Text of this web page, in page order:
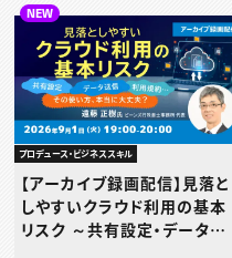
NEW
プロデュース・ビジネススキル
【アーカイブ録画配信】見落と
しやすいクラウド利用の基本
リスク ～共有設定・データ送